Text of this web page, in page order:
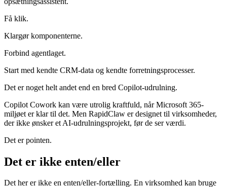
Få klik.
Klargør komponenterne.
Forbind agentlaget.
Start med kendte CRM-data og kendte forretningsprocesser.
Det er noget helt andet end en bred Copilot-udrulning.
Copilot Cowork kan være utrolig kraftfuld, når Microsoft 365-
miljøet er klar til det. Men RapidClaw er designet til virksomheder,
der ikke ønsker et AI-udrulningsprojekt, før de ser værdi.
Det er pointen.
Det er ikke enten/eller
Det her er ikke en enten/eller-fortælling. En virksomhed kan bruge